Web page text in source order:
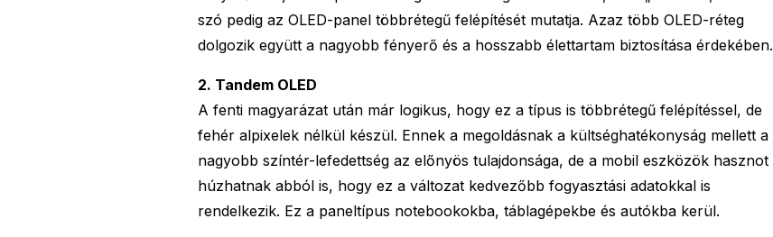
szó pedig az OLED-panel többrétegű felépítését mutatja. Azaz több OLED-réteg
dolgozik együtt a nagyobb fényerő és a hosszabb élettartam biztosítása érdekében.
2. Tandem OLED
A fenti magyarázat után már logikus, hogy ez a típus is többrétegű felépítéssel, de
fehér alpixelek nélkül készül. Ennek a megoldásnak a kültséghatékonyság mellett a
nagyobb színtér-lefedettség az előnyös tulajdonsága, de a mobil eszközök hasznot
húzhatnak abból is, hogy ez a változat kedvezőbb fogyasztási adatokkal is
rendelkezik. Ez a paneltípus notebookokba, táblagépekbe és autókba kerül.